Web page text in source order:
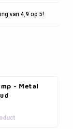
van 4,9 op 5!
- Metal